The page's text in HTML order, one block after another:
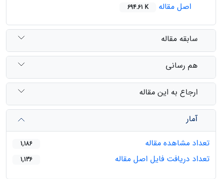
اصل مقاله
694.61 K
سابقه مقاله
هم رسانی
ارجاع به این مقاله
آمار
تعداد مشاهده مقاله
1,186
تعداد دریافت فایل اصل مقاله 1,136